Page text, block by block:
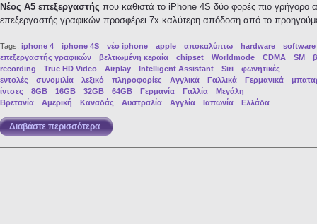
Νέος A5 επεξεργαστής που καθιστά το iPhone 4S δύο φορές πιο γρήγορο
επεξεργαστής γραφικών προσφέρει 7x καλύτερη απόδοση από το
Tags: iphone 4 iphone 4S νέο iphone apple αποκαλύπτω hardware
software
επεξεργαστής γραφικών
βελτιωμένη κεραία chipset Worldmode CDMA SM
recording
True HD Video Airplay Intelligent Assistant Siri
φωνητικές
εντολές
συνομιλία λεξικό πληροφορίες Αγγλικά Γαλλικά Γερμανικά
ίντσες
8GB 16GB 32GB 64GB Γερμανία Γαλλία
Μεγάλη
Βρετανία
Αμερική Καναδάς Αυστραλία Αγγλία Ιαπωνία Ελλάδα
Διαβάστε περισσότερα για iPhone 4S